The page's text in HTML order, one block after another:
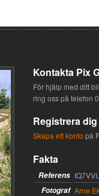
Kontakta Pix
För hjälp med ditt
ring oss på telefon
Registrera dig
Skapa ett konto på
Fakta
Referens
Fotograf Arne